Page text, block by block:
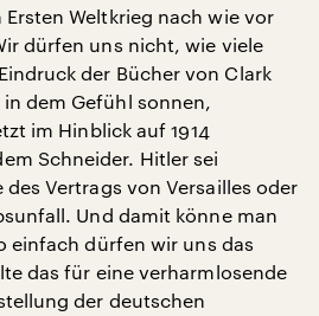
Weltkrieg nach wie vor
dürfen uns nicht, wie viele
der Bücher von Clark
dem Gefühl sonnen,
im Hinblick auf 1914
Schneider. Hitler sei
Vertrags von Versailles oder
Und damit könne man
einfach dürfen wir uns das
das für eine verharmlosende
der deutschen